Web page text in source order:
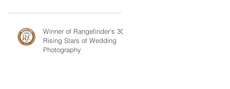
Winner of Rangefinder's 30
Rising Stars of Wedding
Photography